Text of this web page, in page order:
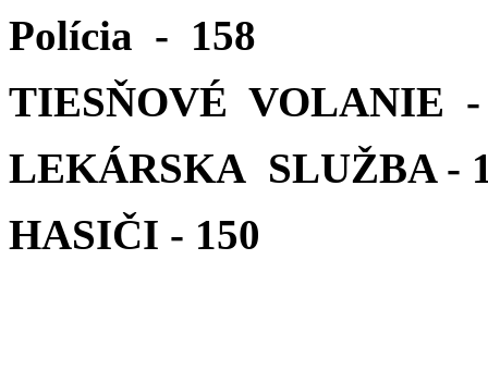
Polícia - 158
TIESŇOVÉ VOLANIE -
LEKÁRSKA SLUŽBA -
HASIČI - 150